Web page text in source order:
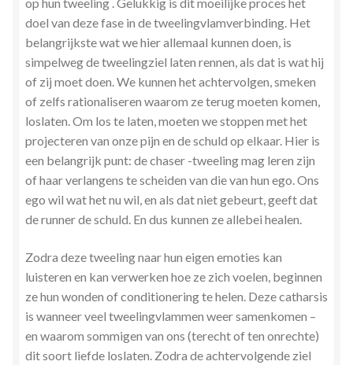
doel van deze fase in de tweelingvlamverbinding. Het
belangrijkste wat we hier allemaal kunnen doen, is
simpelweg de tweelingziel laten rennen, als dat is wat hij
of zij moet doen. We kunnen het achtervolgen, smeken
of zelfs rationaliseren waarom ze terug moeten komen,
loslaten. Om los te laten, moeten we stoppen met het
projecteren van onze pijn en de schuld op elkaar. Hier is
een belangrijk punt: de chaser -tweeling mag leren zijn
of haar verlangens te scheiden van die van hun ego. Ons
ego wil wat het nu wil, en als dat niet gebeurt, geeft dat
de runner de schuld. En dus kunnen ze allebei healen.
Zodra deze tweeling naar hun eigen emoties kan
luisteren en kan verwerken hoe ze zich voelen, beginnen
ze hun wonden of conditionering te helen. Deze catharsis
is wanneer veel tweelingvlammen weer samenkomen –
en waarom sommigen van ons (terecht of ten onrechte)
dit soort liefde loslaten. Zodra de achtervolgende ziel